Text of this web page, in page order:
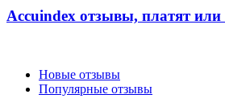
нет?
платят
или
Accuindex отзывы, платят или
Новые отзывы
Популярные отзывы